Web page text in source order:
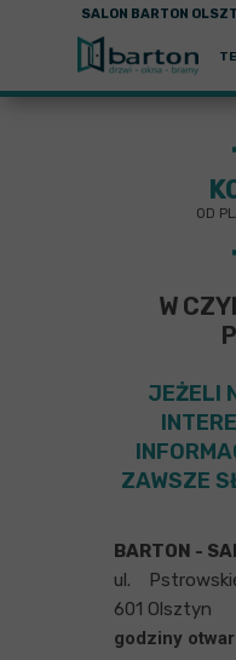
SALON BARTON
OD
W
JEŻELI
ZAWSZE
BARTON -
ul.
601 Olsztyn
godziny